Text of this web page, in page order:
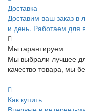
Доставка
Доставим ваш заказ в
и день. Работаем для
Мы гарантируем
Мы выбрали лучшее
качество товара, мы
Как купить